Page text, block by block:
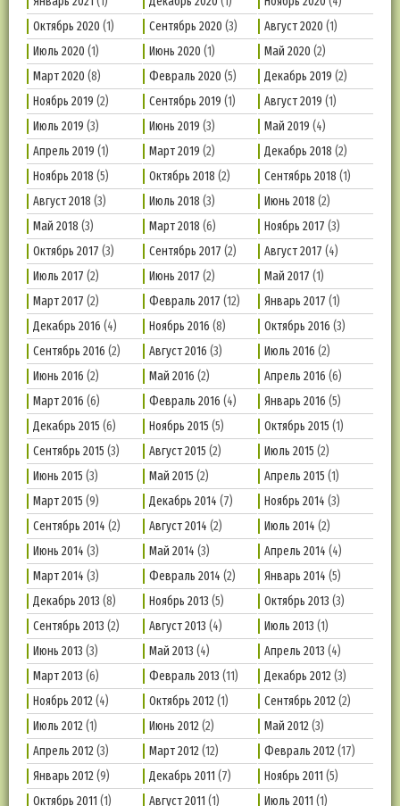
Октябрь 2020 (1) Сентябрь 2020 (3) Август 2020 (1)
Июль 2020 (1) Июнь 2020 (1) Май 2020 (2)
Март 2020 (8) Февраль 2020 (5) Декабрь 2019 (2)
Ноябрь 2019 (2) Сентябрь 2019 (1) Август 2019 (1)
Июль 2019 (3) Июнь 2019 (3) Май 2019 (4)
Апрель 2019 (1) Март 2019 (2) Декабрь 2018 (2)
Ноябрь 2018 (5) Октябрь 2018 (2) Сентябрь 2018 (1)
Август 2018 (3) Июль 2018 (3) Июнь 2018 (2)
Май 2018 (3) Март 2018 (6) Ноябрь 2017 (3)
Октябрь 2017 (3) Сентябрь 2017 (2) Август 2017 (4)
Июль 2017 (2) Июнь 2017 (2) Май 2017 (1)
Март 2017 (2) Февраль 2017 (12) Январь 2017 (1)
Декабрь 2016 (4) Ноябрь 2016 (8) Октябрь 2016 (3)
Сентябрь 2016 (2) Август 2016 (3) Июль 2016 (2)
Июнь 2016 (2) Май 2016 (2) Апрель 2016 (6)
Март 2016 (6) Февраль 2016 (4) Январь 2016 (5)
Декабрь 2015 (6) Ноябрь 2015 (5) Октябрь 2015 (1)
Сентябрь 2015 (3) Август 2015 (2) Июль 2015 (2)
Июнь 2015 (3) Май 2015 (2) Апрель 2015 (1)
Март 2015 (9) Декабрь 2014 (7) Ноябрь 2014 (3)
Сентябрь 2014 (2) Август 2014 (2) Июль 2014 (2)
Июнь 2014 (3) Май 2014 (3) Апрель 2014 (4)
Март 2014 (3) Февраль 2014 (2) Январь 2014 (5)
Декабрь 2013 (8) Ноябрь 2013 (5) Октябрь 2013 (3)
Сентябрь 2013 (2) Август 2013 (4) Июль 2013 (1)
Июнь 2013 (3) Май 2013 (4) Апрель 2013 (4)
Март 2013 (6) Февраль 2013 (11) Декабрь 2012(3)
Ноябрь 2012(4) Октябрь 2012(1) Сентябрь 2012(2)
Июль 2012(1) Июнь 2012(2) Май 2012(3)
Апрель 2012(3) Март 2012(12) Февраль 2012(17)
Январь 2012(9) Декабрь 2011 (7) Ноябрь 2011 (5)
Октябрь 2011 (1) Август 2011 (1) Июль 2011 (1)